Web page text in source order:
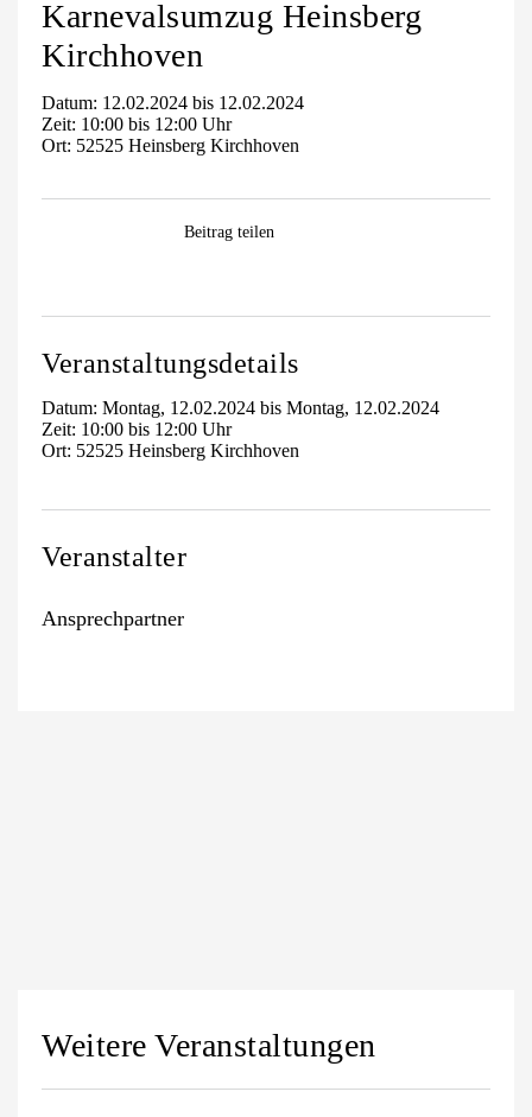
Karnevalsumzug Heinsberg
Kirchhoven
Datum: 12.02.2024 bis 12.02.2024
Zeit: 10:00 bis 12:00 Uhr
Ort: 52525 Heinsberg Kirchhoven
Beitrag teilen
Pinterest
E-
Veranstaltungsdetails
Datum: Montag, 12.02.2024 bis Montag, 12.02.2024
Zeit: 10:00 bis 12:00 Uhr
Ort: 52525 Heinsberg Kirchhoven
Veranstalter
Ansprechpartner
Weitere Veranstaltungen